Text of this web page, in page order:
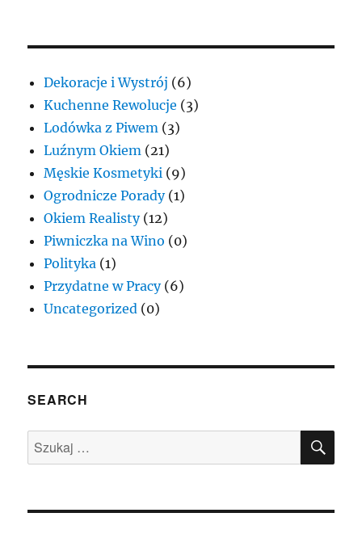
Dekoracje i Wystrój (6)
Kuchenne Rewolucje (3)
Lodówka z Piwem (3)
Luźnym Okiem (21)
Męskie Kosmetyki (9)
Ogrodnicze Porady(1)
Okiem Realisty(12)
Piwniczka na Wino (0)
Polityka (1)
Przydatne w Pracy(6)
Uncategorized (0)
SEARCH
Szukaj: